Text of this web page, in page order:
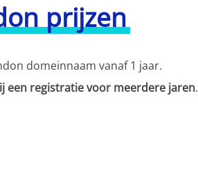
prijzen
domeinnaam vanaf 1 jaar.
een registratie voor meerdere jaren.